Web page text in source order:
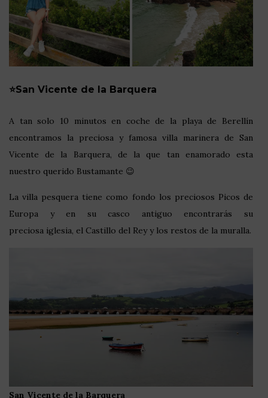
⭐San Vicente de la Barquera
A tan solo 10 minutos en coche de la playa de Berellín
encontramos la preciosa y famosa villa marinera de San
Vicente de la Barquera, de la que tan enamorado esta
nuestro querido Bustamante 😉
La villa pesquera tiene como fondo los preciosos Picos de
Europa y en su casco antiguo encontrarás su
preciosa iglesia, el Castillo del Rey y los restos de la muralla.
San Vicente de la Barquera